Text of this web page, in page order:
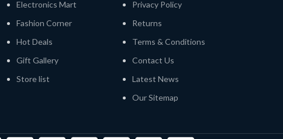
Electronics Mart
Fashion Corner
Hot Deals
Gift Gallery
Store list
Privacy Policy
Returns
Terms & Conditions
Contact Us
Latest News
Our Sitemap